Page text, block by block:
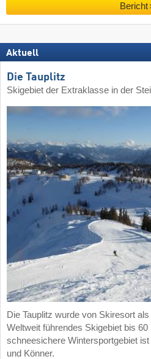
Bericht
Aktuell
Die Tauplitz
Skigebiet der Extraklasse in der
Die Tauplitz wurde von Skiresort
Weltweit führendes Skigebiet bis
schneesichere Wintersportgebiet
und Könner.